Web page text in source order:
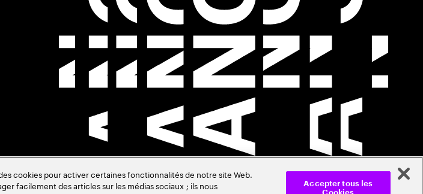
cookies pour activer certaines fonctionnalités de notre site Web.
facilement des articles sur les médias sociaux ; ils nous
Accepter tous les